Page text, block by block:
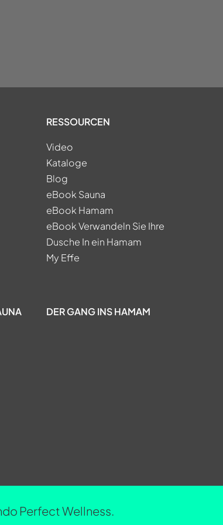
RESSOURCEN
Video
Kataloge
Blog
eBook Sauna
eBook Hamam
eBook Verwandeln Sie Ihre
Dusche In ein Hamam
My Effe
DER GANG INS HAMAM
Perfect Wellness.